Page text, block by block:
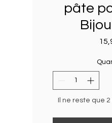
pâte
Il ne reste que